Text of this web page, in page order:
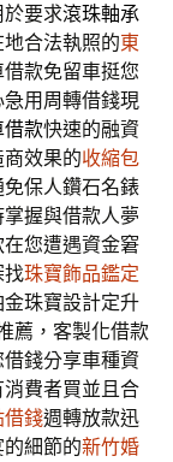
要求滾珠軸承
合法執照的東
款免留車挺您
用周轉借錢現
借款快速的融資
效果的收縮包
保人鑽石名錶
握與借款人夢
在您遭遇資金窘
找珠寶飾品鑑定
珠寶設計定升
薦，客製化借款
錢分享車種資
消費者買並且合
借錢週轉放款迅
細節的新竹婚